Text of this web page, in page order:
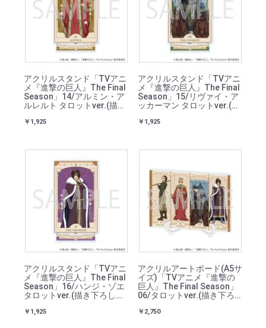
アクリルスタンド「TVアニ
メ『進撃の巨人』The Final
Season」14/アルミン・ア
ルレルト タロットver.(描き
￥1,925
アクリルスタンド「TVアニ
メ『進撃の巨人』The Final
Season」15/リヴァイ・ア
ッカーマン タロットver.(描
￥1,925
アクリルスタンド「TVアニ
メ『進撃の巨人』The Final
Season」16/ハンジ・ゾエ
タロットver.(描き下ろしイ
￥1,925
アクリルアートボード(A5サ
イズ)「TVアニメ『進撃の
巨人』The Final Season」
06/タロットver.(描き下ろ
￥2,750